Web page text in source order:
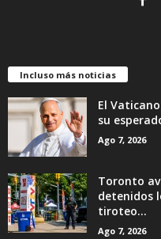
Incluso más noticias
El
su
Ago 7, 2026
Toronto
detenidos
tiroteo...
Ago 7, 2026